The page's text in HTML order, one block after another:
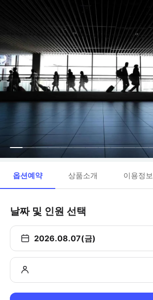
옵션예약 상품소개 이용정보
날짜 및 인원 선택
2026.08.07(금)